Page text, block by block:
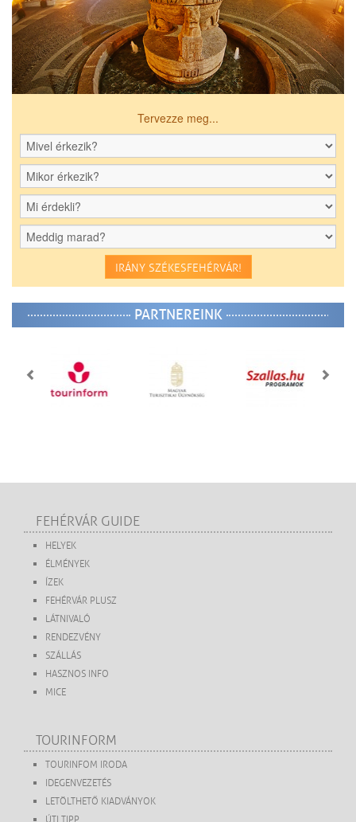
Tervezze meg...
IRÁNY SZÉKESFEHÉRVÁR!
PARTNEREINK
FEHÉRVÁR GUIDE
HELYEK
ÉLMÉNYEK
ÍZEK
FEHÉRVÁR PLUSZ
LÁTNIVALÓ
RENDEZVÉNY
SZÁLLÁS
HASZNOS INFO
MICE
TOURINFORM
TOURINFOM IRODA
IDEGENVEZETÉS
LETÖLTHETŐ KIADVÁNYOK